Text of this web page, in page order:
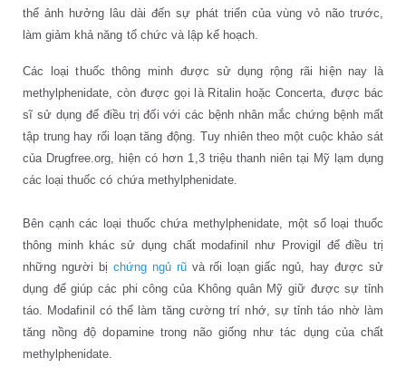
thể ảnh hưởng lâu dài đến sự phát triển của vùng vỏ não trước,
làm giảm khả năng tổ chức và lập kế hoạch.
Các loại thuốc thông minh được sử dụng rộng rãi hiện nay là
methylphenidate, còn được gọi là Ritalin hoặc Concerta, được bác
sĩ sử dụng để điều trị đối với các bệnh nhân mắc chứng bệnh mất
tập trung hay rối loạn tăng động. Tuy nhiên theo một cuộc khảo sát
của Drugfree.org, hiện có hơn 1,3 triệu thanh niên tại Mỹ lạm dụng
các loại thuốc có chứa methylphenidate.
Bên cạnh các loại thuốc chứa methylphenidate, một số loại thuốc
thông minh khác sử dụng chất modafinil như Provigil để điều trị
những người bị chứng ngủ rũvà rối loạn giấc ngủ, hay được sử
dụng để giúp các phi công của Không quân Mỹ giữ được sự tỉnh
táo. Modafinil có thể làm tăng cường trí nhớ, sự tỉnh táo nhờ làm
tăng nồng độ dopamine trong não giống như tác dụng của chất
methylphenidate.